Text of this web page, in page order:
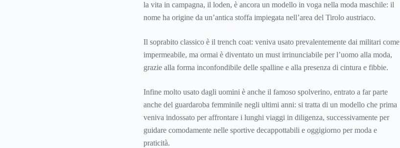
la vita in campagna, il loden, è ancora un modello in voga nella moda maschile: il
nome ha origine da un’antica stoffa impiegata nell’area del Tirolo austriaco.
Il soprabito classico è il trench coat: veniva usato prevalentemente dai militari come
impermeabile, ma ormai è diventato un must irrinunciabile per l’uomo alla moda,
grazie alla forma inconfondibile delle spalline e alla presenza di cintura e fibbie.
Infine molto usato dagli uomini è anche il famoso spolverino, entrato a far parte
anche del guardaroba femminile negli ultimi anni: si tratta di un modello che prima
veniva indossato per affrontare i lunghi viaggi in diligenza, successivamente per
guidare comodamente nelle sportive decappottabili e oggigiorno per moda e
praticità.